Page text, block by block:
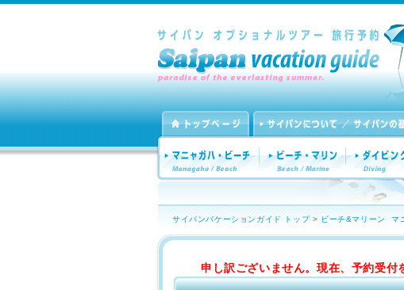
サイパンバケーションガイド トップ> ビーチ&マリーン マ
申し訳ございません。現在、予約受付